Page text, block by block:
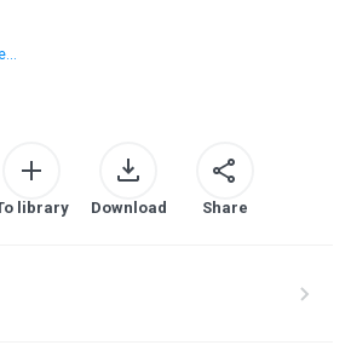
library Download Share